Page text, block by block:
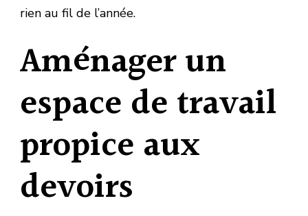
rien au fil de l’année.
Aménager un
espace de travail
propice aux
devoirs